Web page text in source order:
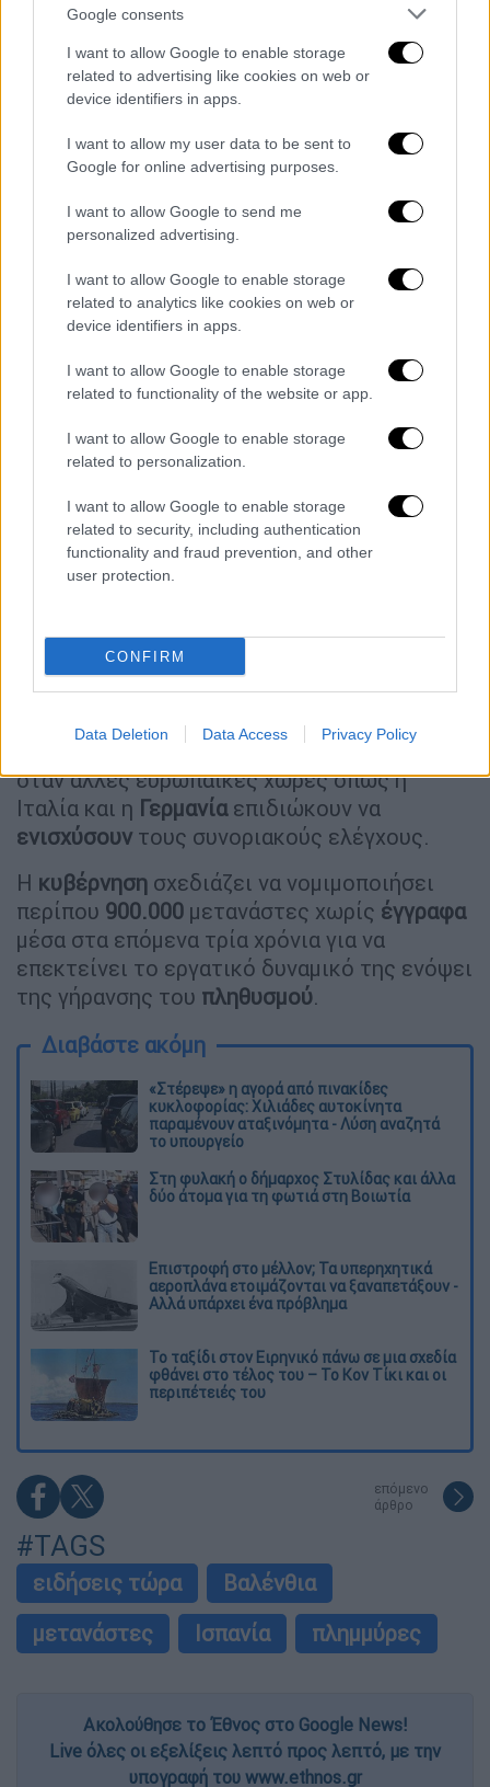
Google consents
I want to allow Google to enable storage
related to advertising like cookies on web or
device identifiers in apps.
I want to allow my user data to be sent to
Google for online advertising purposes.
I want to allow Google to send me
personalized advertising.
I want to allow Google to enable storage
related to analytics like cookies on web or
device identifiers in apps.
I want to allow Google to enable storage
related to functionality of the website or app.
I want to allow Google to enable storage
related to personalization.
I want to allow Google to enable storage
related to security, including authentication
functionality and fraud prevention, and other
user protection.
CONFIRM
Data Deletion Data Access Privacy Policy
60.000
αυτοκίνητακαι πάνω από10.000
καταστήματα καταστράφηκαν ή υπέστησαν
ζημιές, σύμφωνα με στοιχεία της
κυβέρνησης.
Τα μέτρα που ανακοίνωσε σήμερα το
υπουργείο Μετανάστευσης προβλέπουν
αδειών, ενώ αναμένεται να ωφελήσουν
τουλάχιστον25.000 μετανάστεςκαι μέλη
τους δήμους που επλήγησαν από τις
πλημμύρες από τις28 Οκτωβρίουέως τις 4
Νοεμβρίου.
«Βασικός στόχος είναι να προστατευτούν οι
αλλοδαποίπου βρίσκονται σε πολύ ευάλωτη
κατάστασηκαι να αποτραπούναπό το να
ζουν υπό παράνομο καθεστώς», τόνισε το
υπουργείο
Η Ισπανία - υπό την κυβέρνησηΣοσιαλιστών
- Αριστεράς- είναι σε μεγάλο βαθμό
στους μετανάστες, οι οποίοι έχουν συμβάλει
στην ισχυρή οικονομική ανάπτυξη πολύ πάνω
από τον μέσο όρο της ευρωζώνης, ακόμη και
όταν άλλες ευρωπαϊκές χώρες όπως η
Ιταλία και η Γερμανίαεπιδιώκουν να
ενισχύσουν τους συνοριακούς ελέγχους.
Η κυβέρνηση σχεδιάζει να νομιμοποιήσει
περίπου 900.000 μετανάστες χωρίς έγγραφα
μέσα στα επόμενα τρία χρόνια για να
επεκτείνει το εργατικό δυναμικό της ενόψει
της γήρανσης του πληθυσμού.
Διαβάστε ακόμη
«Στέρεψε» η αγορά από πινακίδες
κυκλοφορίας: Χιλιάδες αυτοκίνητα
παραμένουν αταξινόμητα - Λύση αναζητά
το υπουργείο
Στη φυλακή ο δήμαρχος Στυλίδας και άλλα
δύο άτομα για τη φωτιά στη Βοιωτία
Επιστροφή στο μέλλον; Τα υπερηχητικά
αεροπλάνα ετοιμάζονται να ξαναπετάξουν -
Αλλά υπάρχει ένα πρόβλημα
Το ταξίδι στον Ειρηνικό πάνω σε μια σχεδία
φθάνει στο τέλος του – Το Κον Τίκι και οι
περιπέτειές του
επόμενο
άρθρο
#TAGS
ειδήσεις τώρα
Βαλένθια
μετανάστες
Ισπανία πλημμύρες
Ακολούθησε το Έθνος στο Google News!
Live όλες οι εξελίξεις λεπτό προς λεπτό, με την
υπογραφή του www.ethnos.gr